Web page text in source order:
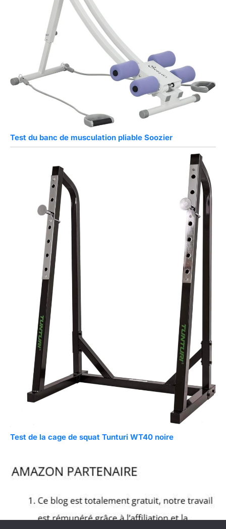
Test du banc de musculation pliable Soozier
Test de la cage de squat Tunturi WT40 noire